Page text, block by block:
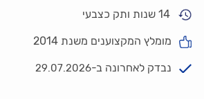
14 שנות ותק כצבעי
מומלץ המקצוענים משנת 2014
נבדק לאחרונה ב-29.07.2026